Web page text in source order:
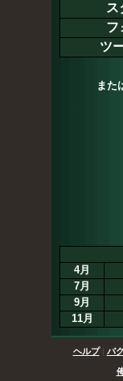
ス
フ
ツ
また
4月
7月
9月
11月
ヘルプ| バ